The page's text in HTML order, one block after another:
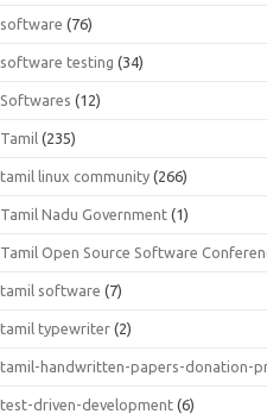
software (76)
software testing (34)
Softwares (12)
Tamil (235)
tamil linux community (266)
Tamil Nadu Government (1)
Tamil Open Source Software
tamil software (7)
tamil typewriter (2)
tamil-handwritten-papers-donation-
test-driven-development (6)